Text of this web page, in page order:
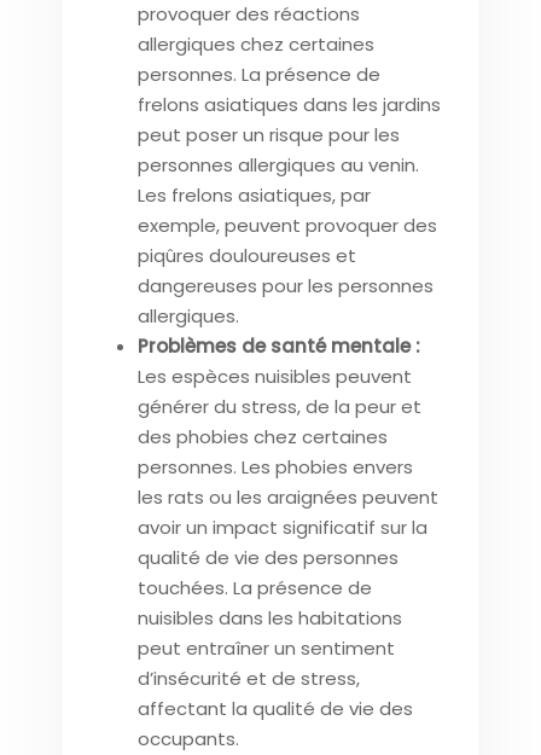
provoquer des réactions
allergiques chez certaines
personnes. La présence de
frelons asiatiques dans les jardins
peut poser un risque pour les
personnes allergiques au venin.
Les frelons asiatiques, par
exemple, peuvent provoquer des
piqûres douloureuses et
dangereuses pour les personnes
allergiques.
Problèmes de santé mentale :
Les espèces nuisibles peuvent
générer du stress, de la peur et
des phobies chez certaines
personnes. Les phobies envers
les rats ou les araignées peuvent
avoir un impact significatif sur la
qualité de vie des personnes
touchées. La présence de
nuisibles dans les habitations
peut entraîner un sentiment
d’insécurité et de stress,
affectant la qualité de vie des
occupants.